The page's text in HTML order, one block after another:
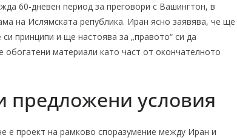
60-дневен период за преговори с Вашингтон, в
на Ислямската република. Иран ясно заявява, че ще
принципи и ще настоява за „правото“ си да
материали като част от окончателното
предложени условия
е проект на рамково споразумение между Иран и